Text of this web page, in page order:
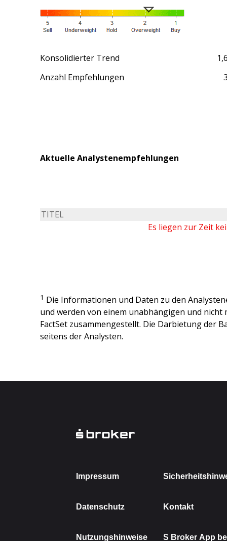
Konsolidierter Trend
Anzahl Empfehlungen
Aktuelle Analystenempfehlungen
TITEL
Es liegen zur Zeit
1 Die Informationen und Daten zu den
und werden von einem unabhängigen und nicht
FactSet zusammengestellt. Die Darbietung der
seitens der Analysten.